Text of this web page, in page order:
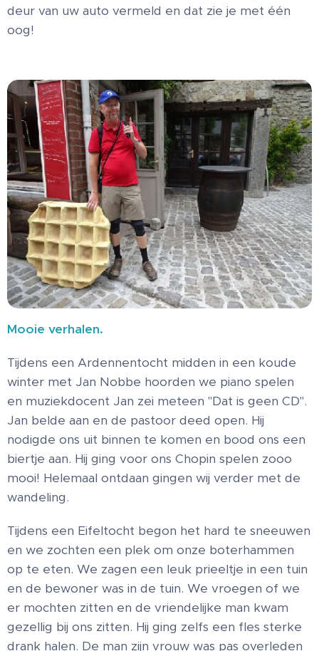
deur van uw auto vermeld en dat zie je met één
oog!
Mooie verhalen.
Tijdens een Ardennentocht midden in een koude
winter met Jan Nobbe hoorden we piano spelen
en muziekdocent Jan zei meteen "Dat is geen CD".
Jan belde aan en de pastoor deed open. Hij
nodigde ons uit binnen te komen en bood ons een
biertje aan. Hij ging voor ons Chopin spelen zooo
mooi! Helemaal ontdaan gingen wij verder met de
wandeling.
Tijdens een Eifeltocht begon het hard te sneeuwen
en we zochten een plek om onze boterhammen
op te eten. We zagen een leuk prieeltje in een tuin
en de bewoner was in de tuin. We vroegen of we
er mochten zitten en de vriendelijke man kwam
gezellig bij ons zitten. Hij ging zelfs een fles sterke
drank halen. De man zijn vrouw was pas overleden